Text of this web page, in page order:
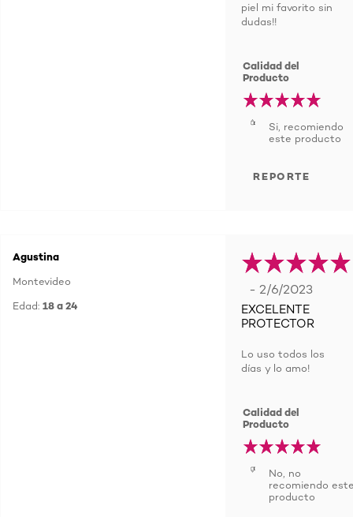
piel mi favorito sin
dudas!!
Calidad del
Producto
Si, recomiendo
este producto
REPORTE
Agustina
Montevideo
Edad: 18 a 24
- 2/6/2023
EXCELENTE
PROTECTOR
Lo uso todos los
días y lo amo!
Calidad del
Producto
No, no
recomiendo
producto